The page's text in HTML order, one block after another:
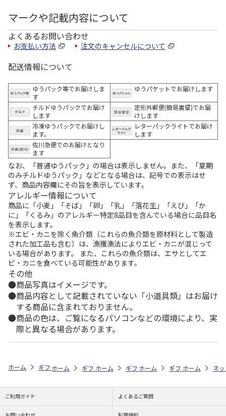
マークや記載内容について
よくあるお問い合わせ
お支払い方法 注文のキャンセルについて
配送情報について
ゆうパック等でお届けしま
す
ゆうパケットでお届けします
チルドゆうパックでお届け
します
定形外郵便(簡易書留)でお届
けします
冷凍ゆうパックでお届けし
ます。
レターパックライトでお届け
します
佐川急便でのお届けとなり
ます
なお、「普通ゆうパック」の場合は表示しません。また、「夏期
のみチルドゆうパック」などとなる場合は、記号での表示はせ
ず、商品内容欄にその旨を表示しています。
アレルギー情報について
商品に「小麦」「そば」「卵」「乳」「落花生」「えび」「か
に」「くるみ」のアレルギー特定8品目を含んでいる場合に品目名
を表示します。
※エビ・カニを除く魚介類（これらの魚介類を原材料として製造
された加工品も含む）は、漁獲漁法によりエビ・カニが混じって
いる場合があります。 また、これらの魚介類は、エサとしてエ
ビ・カニを食べている可能性があります。
その他
商品写真はイメージです。
商品内容として記載されていない「小道具類」はお届け
する商品に含まれておりません。
商品の色は、ご覧になるパソコンなどの環境により、実
際と異なる場合があります。
ホーム ギフトストア お中元・夏ギフト特集 2026 ハム・お肉 ＜
ホーム ギフトストア お中元・夏ギフト特集 2026
ホーム ギフトストア お中元・夏ギフト
ホーム ギフトストア お
ホーム ネ
ご利用ガイド よくあるご質問